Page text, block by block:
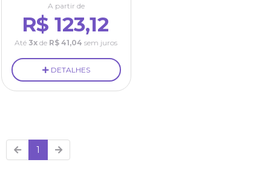
A partir de
R$ 123,12
Até 3x de R$ 41,04 sem juros
DETALHES
1